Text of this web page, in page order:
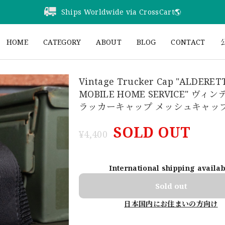
Ships Worldwide via CrossCart🌎️
HOME CATEGORY ABOUT BLOG CONTACT
Vintage Trucker Cap
MOBILE HOME SERVICE" ヴィン
ラッカーキャップ メッシュキャッ
¥4,400 SOLD OUT
International shipping
Sold out
日本国内にお住まいの方向け